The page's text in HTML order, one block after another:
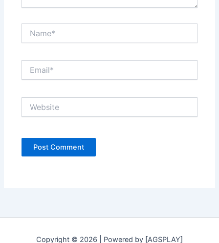
Copyright © 2026 | Powered by [AGSPLAY]